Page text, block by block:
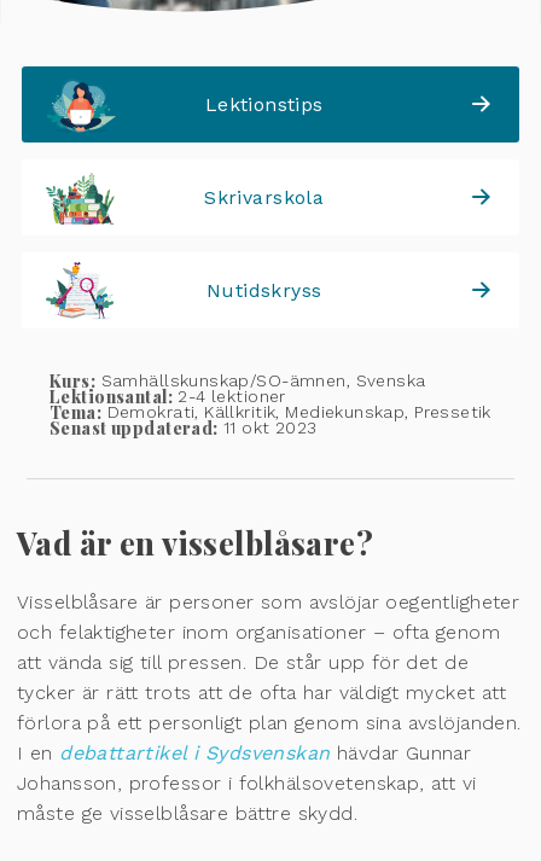
Lektionstips
Skrivarskola
Nutidskryss
Kurs: Samhällskunskap/SO-ämnen, Svenska
Lektionsantal:2-4 lektioner
Tema: Demokrati, Källkritik, Mediekunskap, Pressetik
Senast uppdaterad: 11 okt 2023
Vad är en visselblåsare?
Visselblåsare är personer som avslöjar oegentligheter
och felaktigheter inom organisationer – ofta genom
att vända sig till pressen. De står upp för det de
tycker är rätt trots att de ofta har väldigt mycket att
förlora på ett personligt plan genom sina avslöjanden.
I en debattartikel i Sydsvenskan hävdar Gunnar
Johansson, professor i folkhälsovetenskap, att vi
måste ge visselblåsare bättre skydd.